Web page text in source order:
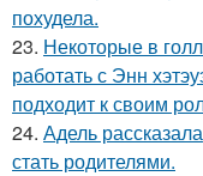
похудела.
23. Некоторые в
работать с Энн
подходит к своим
24. Адель
стать родителями.